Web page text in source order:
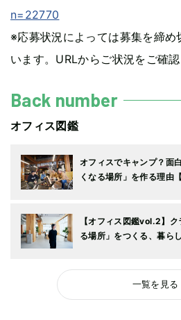
n=22770
※応募状況によっては募集を締め
います。URLからご状況をご確認
Back number
オフィス図鑑
オフィスでキャンプ？面
くなる場所」を作る理由
【オフィス図鑑vol.2】
る場所」をつくる、暮ら
一覧を見る